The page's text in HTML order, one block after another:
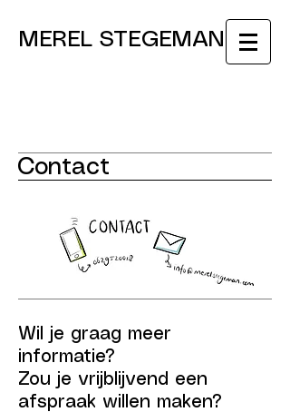
MEREL STEGEMAN
Contact
Wil je graag meer
informatie?
Zou je vrijblijvend een
afspraak willen maken?